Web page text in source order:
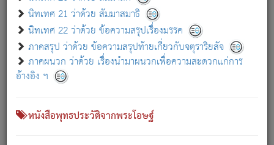
นิทเทศ 21 ว่าด้วย สัมมาสมาธิ
นิทเทศ 22 ว่าด้วย ข้อความสรุปเรื่องมรรค
ภาคสรุป ว่าด้วย ข้อความสรุปท้ายเกี่ยวกับจตุราริยสัจ
ภาคผนวก ว่าด้วย เรื่องนำมาผนวกเพื่อความสะดวกแก่การ
อ้างอิง ฯ
หนังสือพุทธประวัติจากพระโอษฐ์